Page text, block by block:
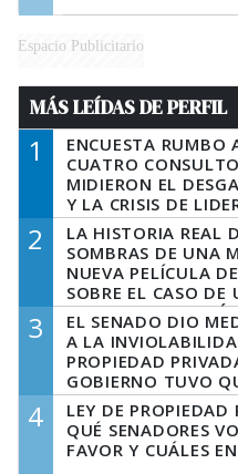
Espacio Publicitario
MÁS LEÍDAS DE PERFIL
1
ENCUESTA RUMBO
CUATRO
MIDIERON EL
Y LA CRISIS DE
PERONISMO
2
LA HISTORIA REAL
SOMBRAS DE UNA
NUEVA PELÍCULA
SOBRE EL CASO DE
QUE DESCUARTIZÓ
MARIDO
3
EL SENADO DIO
A LA
PROPIEDAD
GOBIERNO TUVO
LA LEY DEL
4
LEY DE PROPIEDAD
QUÉ SENADORES
FAVOR Y CUÁLES